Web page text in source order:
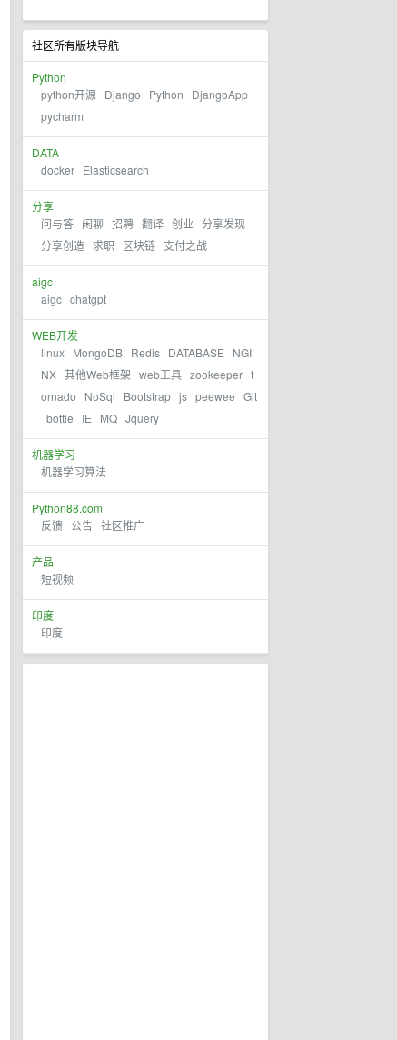
社区所有版块导航
Python
python开源 Django Python
DjangoApp
pycharm
DATA
docker Elasticsearch
分享
问与答 闲聊 招聘 翻译 创业 分享发现
分享创造 求职 区块链 支付之战
aigc
aigc chatgpt
WEB开发
linux MongoDB Redis DATABASE
NGI
NX 其他Web框架 web工具 zookeeper t
ornado
NoSql Bootstrap js peewee Git
bottle
IE MQ Jquery
机器学习
机器学习算法
Python88.com
反馈 公告 社区推广
产品
短视频
印度
印度